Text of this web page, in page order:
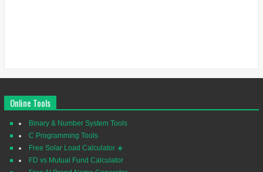
Online Tools
Binary & Number System Tools
C Programming Tools
Free Solar Load Calculator ☀️
FD vs Mutual Fund Calculator